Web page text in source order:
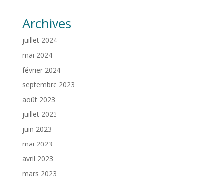
Archives
juillet 2024
mai 2024
février 2024
septembre 2023
août 2023
juillet 2023
juin 2023
mai 2023
avril 2023
mars 2023